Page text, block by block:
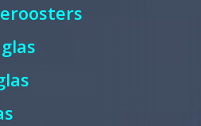
glas
glas